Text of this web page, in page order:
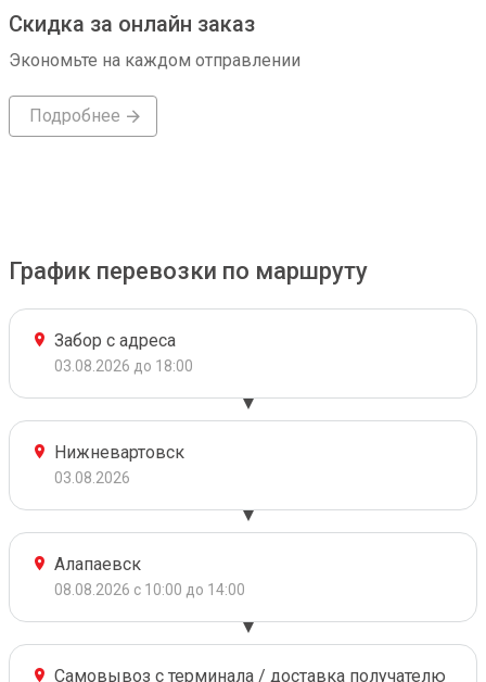
Скидка за онлайн заказ
Экономьте на каждом отправлении
Подробнее
График перевозки по маршруту
Забор с адреса
03.08.2026 до 18:00
Нижневартовск
03.08.2026
Алапаевск
08.08.2026 с 10:00 до 14:00
Самовывоз с терминала / доставка получателю